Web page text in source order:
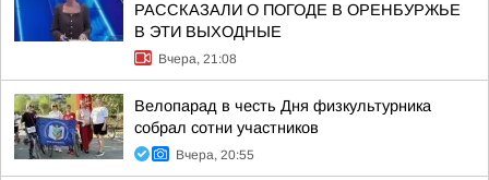
РАССКАЗАЛИ О ПОГОДЕ В ОРЕНБУРЖЬЕ
В ЭТИ ВЫХОДНЫЕ
Вчера, 21:08
Велопарад в честь Дня физкультурника
собрал сотни участников
Вчера, 20:55